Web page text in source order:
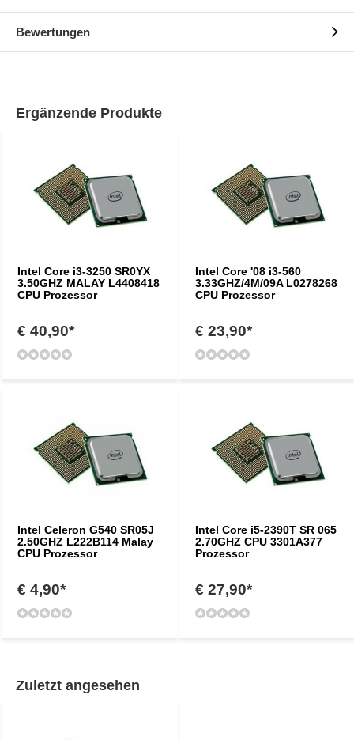
Bewertungen
Ergänzende Produkte
Intel Core i3-3250 SR0YX
3.50GHZ MALAY L4408418
CPU Prozessor
€ 40,90*
Intel Core '08 i3-560
3.33GHZ/4M/09A L0278268
CPU Prozessor
€ 23,90*
Intel Celeron G540 SR05J
2.50GHZ L222B114 Malay
CPU Prozessor
€ 4,90*
Intel Core i5-2390T SR 065
2.70GHZ CPU 3301A377
Prozessor
€ 27,90*
Zuletzt angesehen